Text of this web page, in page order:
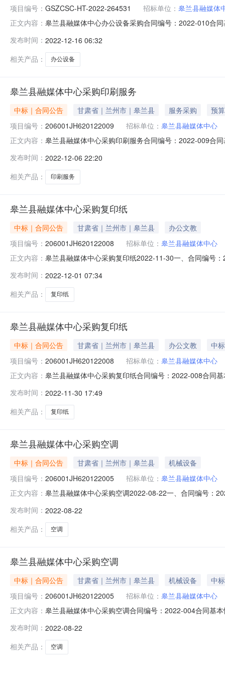
项目编号： GSZCSC-HT-2022-264531 招标单位： 皋兰县融媒体
正文内容： 皋兰县融媒体中心办公设备采购合同编号：2022-010合
为ppp：是否联合体：牵头单位：组成单位：点击下载
发布时间： 2022-12-16 06:32
相关产品：
办公设备
皋兰县融媒体中心采购印刷服务
中标｜合同公告 甘肃省｜兰州市｜皋兰县 服务采购
预
项目编号： 206001JH620122009 招标单位： 皋兰县融媒体中心
正文内容： 皋兰县融媒体中心采购印刷服务合同编号：2022-009合
同扩展信息是否为ppp：是否联合体：牵头单位：组成单
发布时间： 2022-12-06 22:20
相关产品：
印刷服务
皋兰县融媒体中心采购复印纸
中标｜合同公告 甘肃省｜兰州市｜皋兰县
办公文教
项目编号： 206001JH620122008 招标单位： 皋兰县融媒体中心
正文内容： 皋兰县融媒体中心采购复印纸2022-11-30一、合同编号
印纸规格型号（或服务要求）：70g/㎡环保多功能用纸
发布时间： 2022-12-01 07:34
相关产品：
复印纸
皋兰县融媒体中心采购复印纸
中标｜合同公告 甘肃省｜兰州市｜皋兰县 办公文教
中
项目编号： 206001JH620122008 招标单位： 皋兰县融媒体中心
正文内容： 皋兰县融媒体中心采购复印纸合同编号：2022-008合同
是否为ppp：是否联合体：牵头单位：组成单位：点击下
发布时间： 2022-11-30 17:49
相关产品：
复印纸
皋兰县融媒体中心采购空调
中标｜合同公告 甘肃省｜兰州市｜皋兰县
机械设备
项目编号： 206001JH620122005 招标单位： 皋兰县融媒体中心
正文内容： 皋兰县融媒体中心采购空调2022-08-22一、合同编号：
规格型号（或服务要求）：KFR-LW/BDN8Y-PA401主
发布时间： 2022-08-22
相关产品：
空调
皋兰县融媒体中心采购空调
中标｜合同公告 甘肃省｜兰州市｜皋兰县 机械设备
中
项目编号： 206001JH620122005 招标单位： 皋兰县融媒体中心
正文内容： 皋兰县融媒体中心采购空调合同编号：2022-004合同基
息是否为ppp：是否联合体：牵头单位：组成单位：点击
发布时间： 2022-08-22
相关产品：
空调